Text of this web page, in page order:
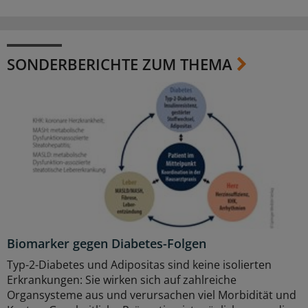
SONDERBERICHTE ZUM THEMA
Biomarker gegen Diabetes-Folgen
Typ-2-Diabetes und Adipositas sind keine isolierten
Erkrankungen: Sie wirken sich auf zahlreiche
Organsysteme aus und verursachen viel Morbidität und